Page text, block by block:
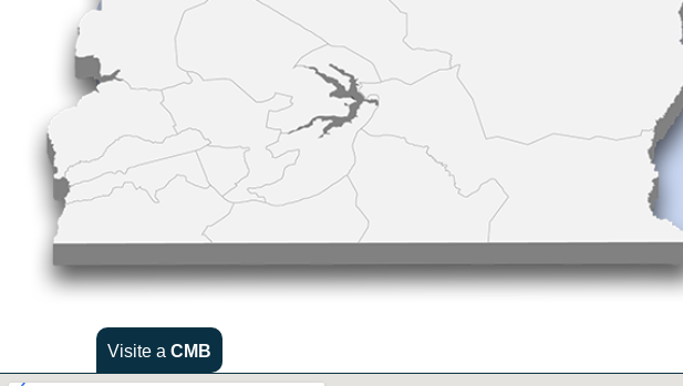
Visite a CMB